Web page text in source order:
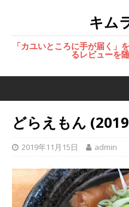
キム
「カユいところに手が届く」
るレビューを
どらえもん
2019年11月15日 admin